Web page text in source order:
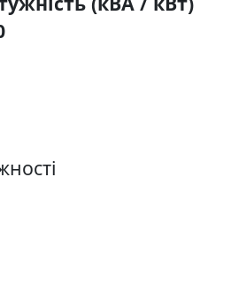
(В)
(Гц)
потужності
фаз